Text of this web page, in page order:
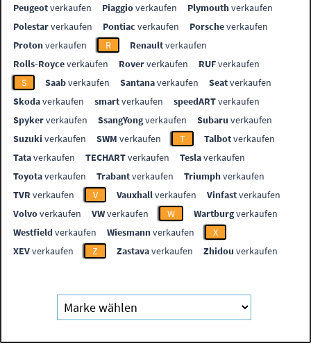
Peugeotverkaufen Piaggioverkaufen Plymouthverkaufen
Polestarverkaufen Pontiac verkaufen Porscheverkaufen
Protonverkaufen R Renaultverkaufen
Rolls-Royceverkaufen Roververkaufen RUFverkaufen
S
Saabverkaufen Santanaverkaufen Seatverkaufen
Skodaverkaufen smartverkaufen speedARTverkaufen
Spykerverkaufen SsangYongverkaufen Subaru verkaufen
Suzuki verkaufen SWM verkaufen T Talbotverkaufen
Tataverkaufen TECHARTverkaufen Teslaverkaufen
Toyotaverkaufen Trabantverkaufen Triumphverkaufen
TVR verkaufen V Vauxhallverkaufen Vinfastverkaufen
Volvoverkaufen VWverkaufen W Wartburgverkaufen
Westfieldverkaufen Wiesmannverkaufen
X
XEVverkaufen Z Zastavaverkaufen Zhidou verkaufen